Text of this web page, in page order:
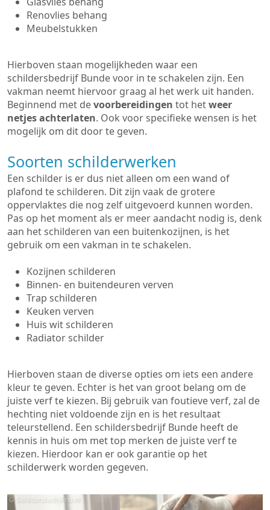
Renovlies behang
Meubelstukken
Hierboven staan mogelijkheden waar een
schildersbedrijf Bunde voor in te schakelen zijn. Een
vakman neemt hiervoor graag al het werk uit handen.
Beginnend met devoorbereidingen tot hetweer
netjes achterlaten. Ook voor specifieke wensen is het
mogelijk om dit door te geven.
Soorten schilderwerken
Een schilder is er dus niet alleen om een wand of
plafond te schilderen. Dit zijn vaak de grotere
oppervlaktes die nog zelf uitgevoerd kunnen worden.
Pas op het moment als er meer aandacht nodig is, denk
aan het schilderen van een buitenkozijnen, is het
gebruik om een vakman in te schakelen.
Kozijnen schilderen
Binnen- en buitendeuren verven
Trap schilderen
Keuken verven
Huis wit schilderen
Radiator schilder
Hierboven staan de diverse opties om iets een andere
kleur te geven. Echter is het van groot belang om de
juiste verf te kiezen. Bij gebruik van foutieve verf, zal de
hechting niet voldoende zijn en is het resultaat
teleurstellend. Een schildersbedrijf Bunde heeft de
kennis in huis om met top merken de juiste verf te
kiezen. Hierdoor kan er ook garantie op het
schilderwerk worden gegeven.